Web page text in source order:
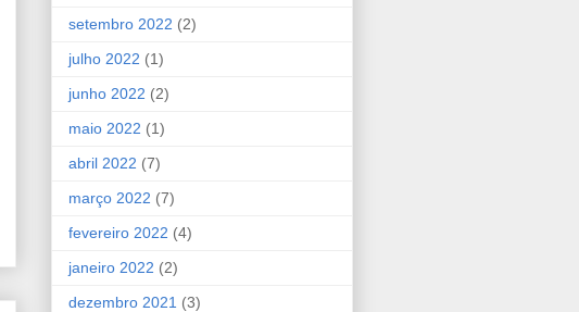
setembro 2022 (2)
julho 2022 (1)
junho 2022 (2)
maio 2022 (1)
abril 2022 (7)
março 2022 (7)
fevereiro 2022 (4)
janeiro 2022 (2)
dezembro 2021 (3)